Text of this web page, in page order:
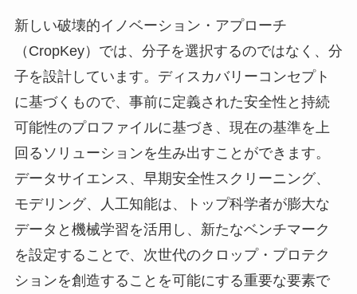
新しい破壊的イノベーション・アプローチ
（CropKey）では、分子を選択するのではなく、分
子を設計しています。ディスカバリーコンセプト
に基づくもので、事前に定義された安全性と持続
可能性のプロファイルに基づき、現在の基準を上
回るソリューションを生み出すことができます。
データサイエンス、早期安全性スクリーニング、
モデリング、人工知能は、トップ科学者が膨大な
データと機械学習を活用し、新たなベンチマーク
を設定することで、次世代のクロップ・プロテク
ションを創造することを可能にする重要な要素で